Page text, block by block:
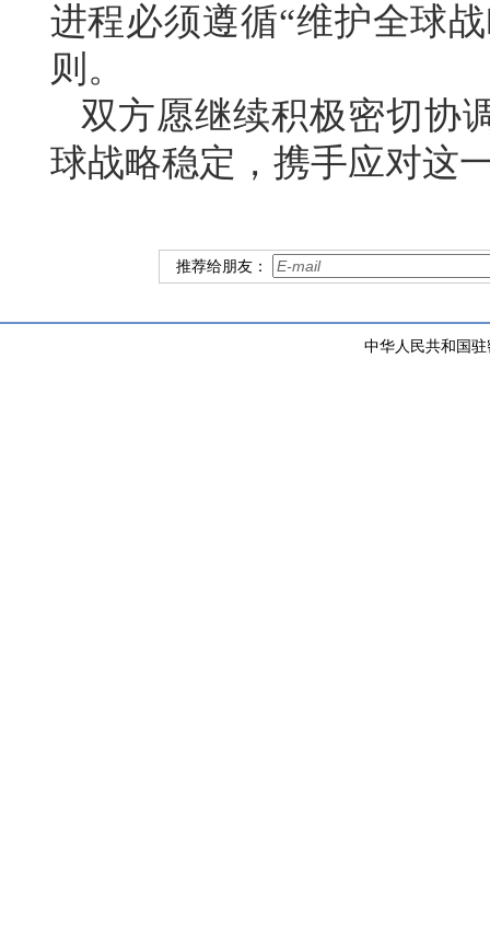
进程必须遵循“维护全球
则。
双方愿继续积极密切协
球战略稳定，携手应对这
推荐给朋友：
中华人民共和国